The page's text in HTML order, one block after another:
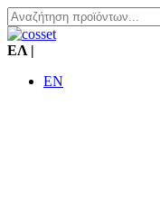
ΕΛ |
EN